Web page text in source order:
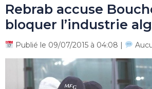
Rebrab accuse
bloquer l’industrie
Publié le 09/07/2015 à 04:08 |